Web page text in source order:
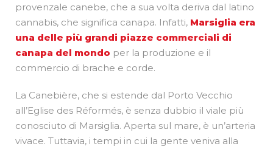
provenzale canebe, che a sua volta deriva dal latino
cannabis, che significa canapa. Infatti, Marsiglia era
una delle più grandi piazze commerciali di
canapa del mondo per la produzione e il
commercio di brache e corde.
La Canebière, che si estende dal Porto Vecchio
all’Eglise des Réformés, è senza dubbio il viale più
conosciuto di Marsiglia. Aperta sul mare, è un’arteria
vivace. Tuttavia, i tempi in cui la gente veniva alla